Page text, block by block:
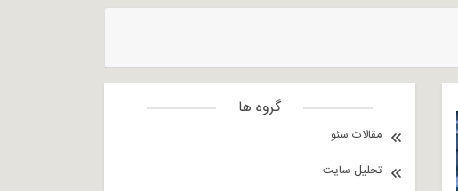
گروه ها
مقالات سئو
تحلیل سایت